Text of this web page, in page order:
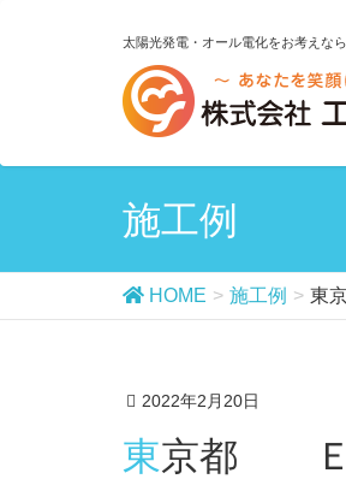
太陽光発電・オール電化をお考えなら
施工例
HOME 施工例 東
2022年2月20日
東京都